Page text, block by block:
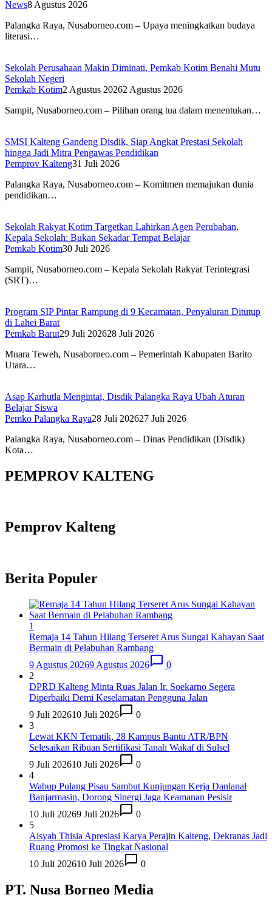
News8 Agustus 2026
Palangka Raya, Nusaborneo.com – Upaya meningkatkan budaya
literasi…
Sekolah Perusahaan Makin Diminati, Pemkab Kotim Benahi Mutu
Sekolah Negeri
Pemkab Kotim2 Agustus 20262 Agustus 2026
Sampit, Nusaborneo.com – Pilihan orang tua dalam menentukan…
SMSI Kalteng Gandeng Disdik, Siap Angkat Prestasi Sekolah
hingga Jadi Mitra Pengawas Pendidikan
Pemprov Kalteng31 Juli 2026
Palangka Raya, Nusaborneo.com – Komitmen memajukan dunia
pendidikan…
Sekolah Rakyat Kotim Targetkan Lahirkan Agen Perubahan,
Kepala Sekolah: Bukan Sekadar Tempat Belajar
Pemkab Kotim30 Juli 2026
Sampit, Nusaborneo.com – Kepala Sekolah Rakyat Terintegrasi
(SRT)…
Program SIP Pintar Rampung di 9 Kecamatan, Penyaluran Ditutup
di Lahei Barat
Pemkab Barut29 Juli 202628 Juli 2026
Muara Teweh, Nusaborneo.com – Pemerintah Kabupaten Barito
Utara…
Asap Karhutla Mengintai, Disdik Palangka Raya Ubah Aturan
Belajar Siswa
Pemko Palangka Raya28 Juli 202627 Juli 2026
Palangka Raya, Nusaborneo.com – Dinas Pendidikan (Disdik)
Kota…
PEMPROV KALTENG
Pemprov Kalteng
Berita Populer
1
Remaja 14 Tahun Hilang Terseret Arus Sungai Kahayan Saat
Bermain di Pelabuhan Rambang
9 Agustus 20269 Agustus 2026
0
2
DPRD Kalteng Minta Ruas Jalan Ir. Soekarno Segera
Diperbaiki Demi Keselamatan Pengguna Jalan
9 Juli 202610 Juli 2026
0
3
Lewat KKN Tematik, 28 Kampus Bantu ATR/BPN
Selesaikan Ribuan Sertifikasi Tanah Wakaf di Sulsel
9 Juli 202610 Juli 2026
0
4
Wabup Pulang Pisau Sambut Kunjungan Kerja Danlanal
Banjarmasin, Dorong Sinergi Jaga Keamanan Pesisir
10 Juli 20269 Juli 2026
0
5
Aisyah Thisia Apresiasi Karya Perajin Kalteng, Dekranas Jadi
Ruang Promosi ke Tingkat Nasional
10 Juli 202610 Juli 2026 0
PT. Nusa Borneo Media